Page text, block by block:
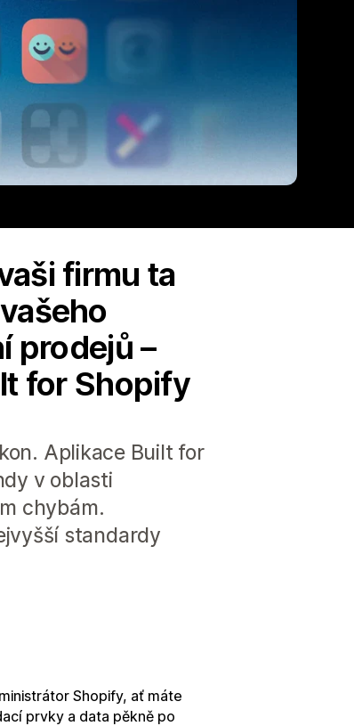
firmu ta
prodejů –
for Shopify
Aplikace Built for
v oblasti
chybám.
standardy
Shopify, ať máte
prvky a data pěkně po